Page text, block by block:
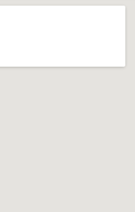
বাংলাদেশ কর্মচারী